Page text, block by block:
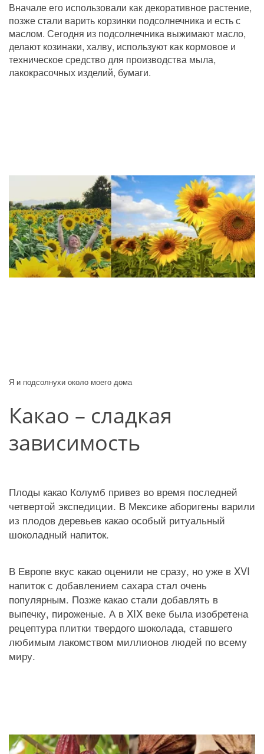
Вначале его использовали как декоративное растение,
позже стали варить корзинки подсолнечника и есть с
маслом. Сегодня из подсолнечника выжимают масло,
делают козинаки, халву, используют как кормовое и
техническое средство для производства мыла,
лакокрасочных изделий, бумаги.
Я и подсолнухи около моего дома
Какао – сладкая
зависимость
Плоды какао Колумб привез во время последней
четвертой экспедиции. В Мексике аборигены варили
из плодов деревьев какао особый ритуальный
шоколадный напиток.
В Европе вкус какао оценили не сразу, но уже в XVI
напиток с добавлением сахара стал очень
популярным. Позже какао стали добавлять в
выпечку, пироженые. А в XIX веке была изобретена
рецептура плитки твердого шоколада, ставшего
любимым лакомством миллионов людей по всему
миру.